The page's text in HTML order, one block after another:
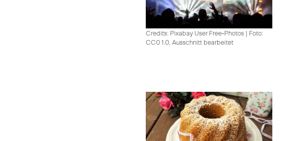
Credits: Pixabay User Free-Photos | Foto:
CC0 1.0, Ausschnitt bearbeitet